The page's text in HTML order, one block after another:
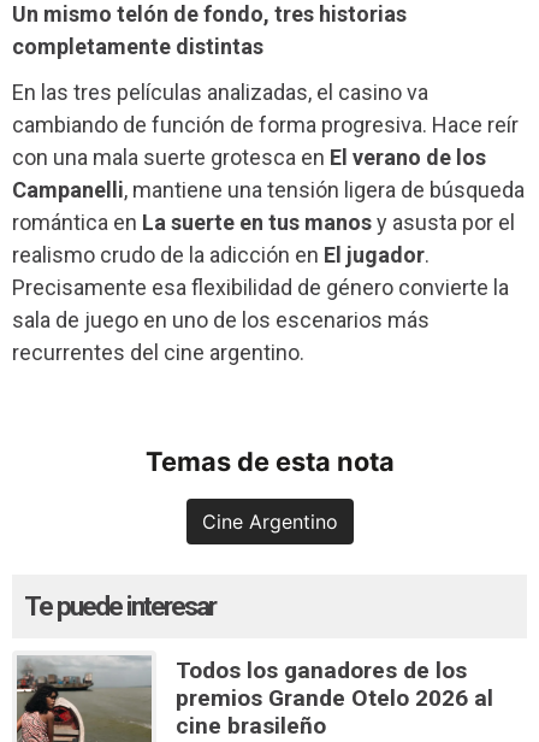
Un mismo telón de fondo, tres historias
completamente distintas
En las tres películas analizadas, el casino va
cambiando de función de forma progresiva. Hace reír
con una mala suerte grotesca en El verano de los
Campanelli, mantiene una tensión ligera de búsqueda
romántica en La suerte en tus manosy asusta por el
realismo crudo de la adicción en El jugador.
Precisamente esa flexibilidad de género convierte la
sala de juego en uno de los escenarios más
recurrentes del cine argentino.
Temas de esta nota
Cine Argentino
Te puede interesar
Todos los ganadores de los
premios Grande Otelo 2026 al
cine brasileño